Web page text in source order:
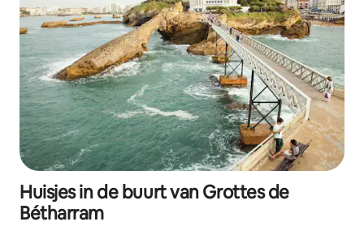
Huisjes in de buurt van Grottes de
Bétharram